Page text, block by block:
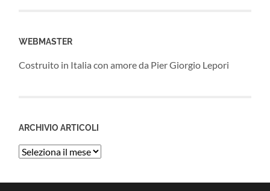
WEBMASTER
Costruito in Italia con amore da Pier Giorgio Lepori
ARCHIVIO ARTICOLI
Archivio